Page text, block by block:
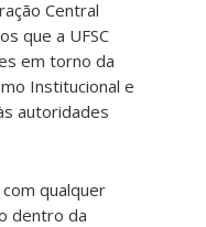
Central
que a UFSC
em torno da
Institucional e
autoridades
qualquer
dentro da